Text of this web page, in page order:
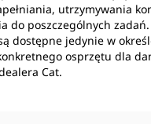
utrzymywania
do poszczególnych
dostępne jedynie w
osprzętu dla
Cat.